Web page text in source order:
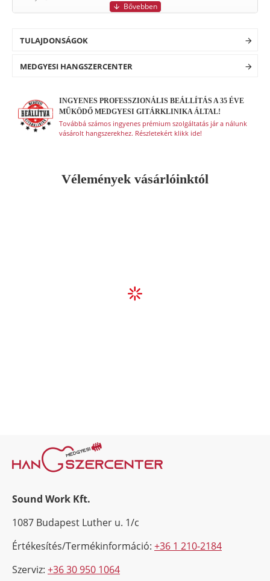
INGYENES PROFESSZIONÁLIS BEÁLLÍTÁS A 35 ÉVE
MŰKÖDŐ MEDGYESI GITÁRKLINIKA ÁLTAL!
Továbbá számos ingyenes prémium szolgáltatás jár a nálunk
vásárolt hangszerekhez. Részletekért klikk ide!
TULAJDONSÁGOK
MEDGYESI HANGSZERCENTER
Vélemények vásárlóinktól
Sound Work Kft.
1087 Budapest Luther u. 1/c
Értékesítés/Termékinformáció: +36 1 210-2184
Szerviz: +36 30 950 1064